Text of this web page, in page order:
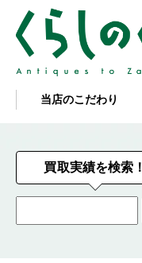
当店のこだわり
買取実績を検索！